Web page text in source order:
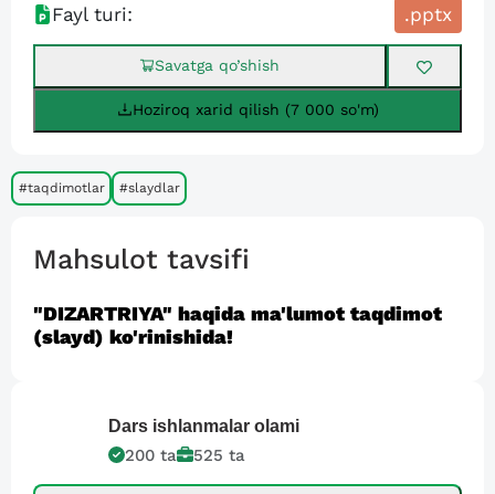
Fayl turi:
.pptx
Savatga qo’shish
Hoziroq xarid qilish (7 000 so'm)
#taqdimotlar #slaydlar
Mahsulot tavsifi
"DIZARTRIYA" haqida ma'lumot taqdimot
(slayd) ko'rinishida!
Dars ishlanmalar olami
200 ta 525 ta